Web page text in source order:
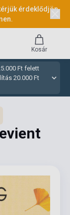
érdeklődjön
Ft felett
20.000 Ft
Kosár